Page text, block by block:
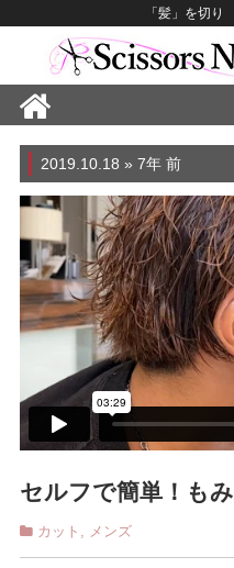
「髪」を切り
2019.10.18 » 7年 前
F
a
c
e
b
o
o
k
T
wi
tt
er
Li
n
e
M
e
ss
a
g
e
セルフで簡単！も
カット , メンズ